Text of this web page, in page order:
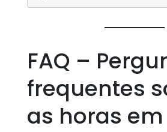
FAQ –
frequentes
as horas